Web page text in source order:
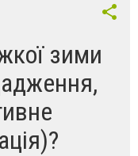
зими